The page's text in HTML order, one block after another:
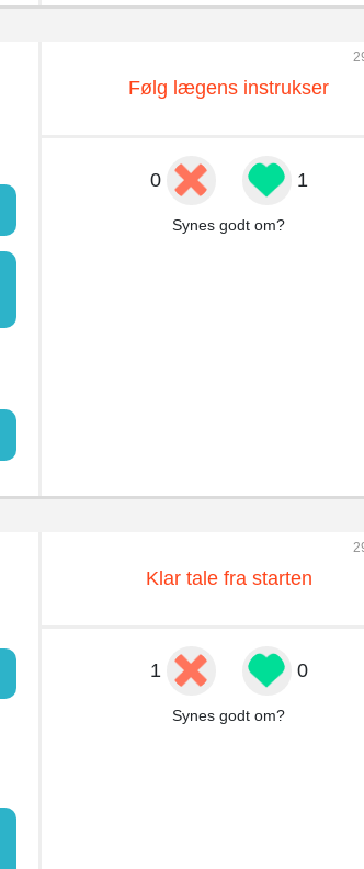
Følg lægens instrukser
0 1
Synes godt om?
Klar tale fra starten
1 0
Synes godt om?